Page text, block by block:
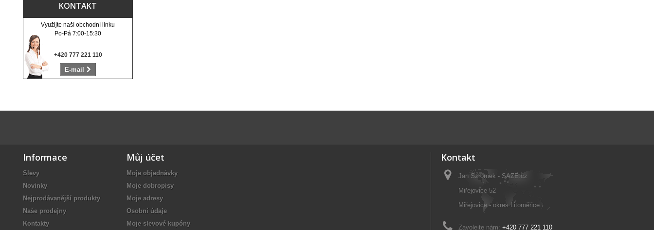
KONTAKT
Využijte naší obchodní linku
Po-Pá 7:00-15:30
+420 777 221 110
E-mail
Informace
Slevy
Novinky
Nejprodávanější produkty
Naše prodejny
Kontakty
Můj účet
Moje objednávky
Moje dobropisy
Moje adresy
Osobní údaje
Moje slevové kupóny
Kontakt
Jan Szromek - SAZE.cz
Miřejovice 52
Miřejovice - okres Litoměřice
Zavolejte nám:+420 777 221 110